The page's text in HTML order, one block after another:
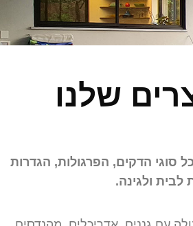
שלנו
סוגי הדקים, הפרגולות, הגדרות
לבית ולגינה.